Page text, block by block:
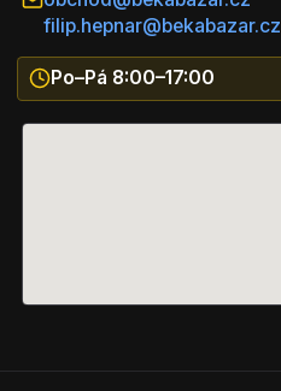
filip.hepnar@bekabazar.cz
Po–Pá 8:00–17:00